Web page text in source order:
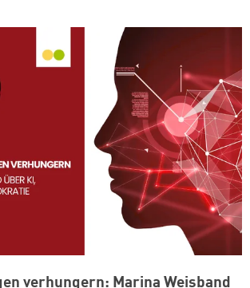
verhungern: Marina Weisband